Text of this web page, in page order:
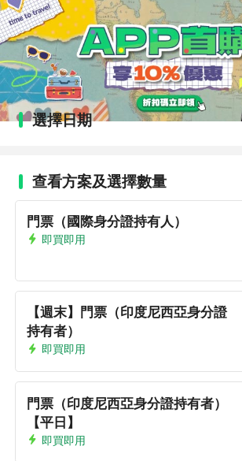
選擇日期
查看方案及選擇數量
門票（國際身分證持有人）
即買即用
【週末】門票（印度尼西亞身分證
持有者）
即買即用
門票（印度尼西亞身分證持有者）
【平日】
即買即用